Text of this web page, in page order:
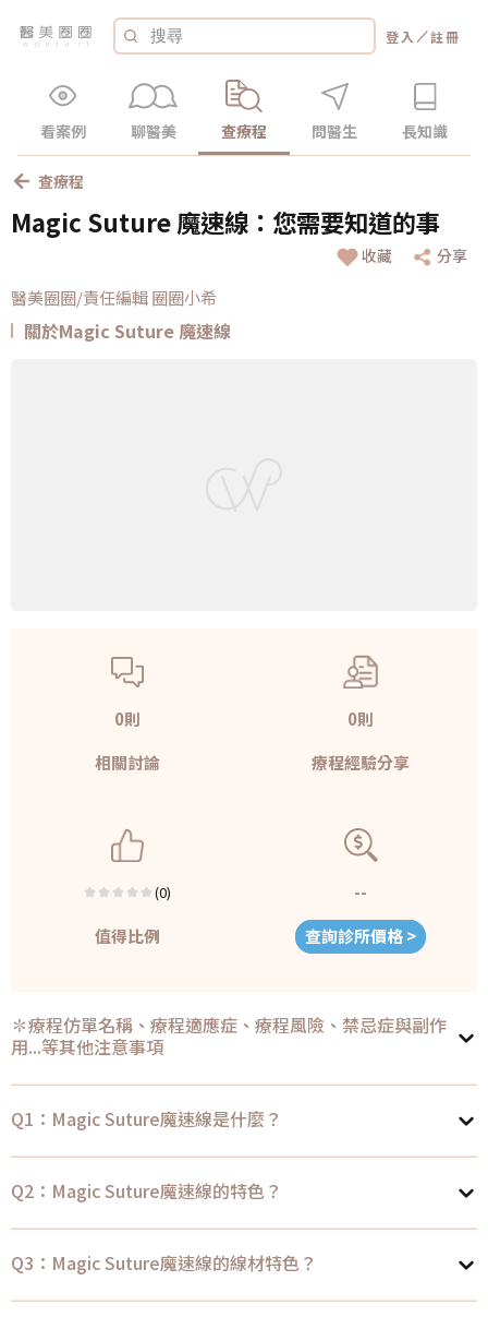
登入 ／註冊
看案例 聊醫美 查療程 問醫生 長知識
查療程
Magic Suture 魔速線：您需要知道的事
收藏 分享
醫美圈圈/責任編輯 圈圈小希
關於Magic Suture 魔速線
0則
相關討論
0則
療程經驗分享
(0)
值得比例
--
查詢診所價格 >
✽療程仿單名稱、療程適應症、療程風險、禁忌症與副作
用...等其他注意事項
Q1：Magic Suture魔速線是什麼？
Q2：Magic Suture魔速線的特色？
Q3：Magic Suture魔速線的線材特色？